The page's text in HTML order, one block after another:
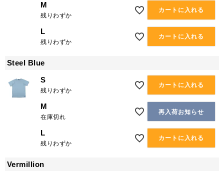
M
残りわずか
カートに入れる
L
残りわずか
カートに入れる
Steel Blue
S
残りわずか
カートに入れる
M
在庫切れ
再入荷お知らせ
L
残りわずか
カートに入れる
Vermillion